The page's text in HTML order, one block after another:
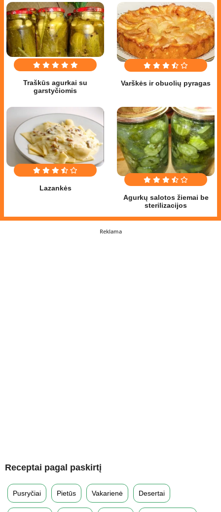
Traškūs agurkai su
garstyčiomis
Varškės ir obuolių pyragas
Lazankės
Agurkų salotos žiemai be
sterilizacijos
Reklama
Receptai pagal paskirtį
Pusryčiai Pietūs Vakarienė Desertai